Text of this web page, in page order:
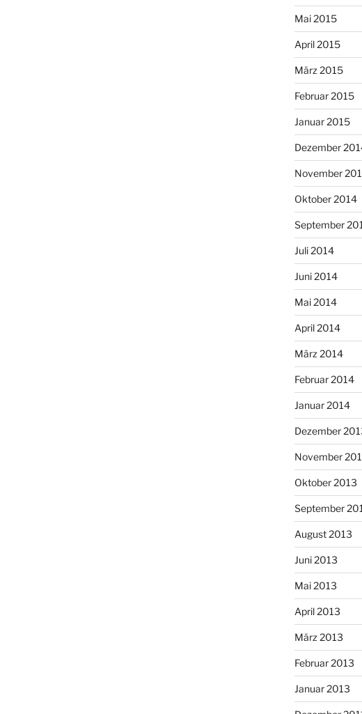
Mai 2015
April 2015
März 2015
Februar 2015
Januar 2015
Dezember
November
Oktober 2014
September
Juli 2014
Juni 2014
Mai 2014
April 2014
März 2014
Februar 2014
Januar 2014
Dezember
November
Oktober 2013
September
August 2013
Juni 2013
Mai 2013
April 2013
März 2013
Februar 2013
Januar 2013